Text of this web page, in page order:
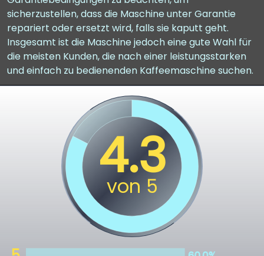
sicherzustellen, dass die Maschine unter Garantie
repariert oder ersetzt wird, falls sie kaputt geht.
Insgesamt ist die Maschine jedoch eine gute Wahl für
die meisten Kunden, die nach einer leistungsstarken
und einfach zu bedienenden Kaffeemaschine suchen.